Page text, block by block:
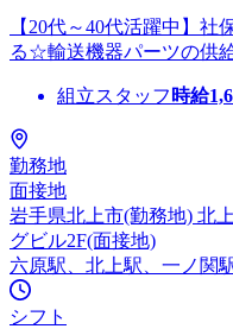
【20代～40代活躍中】
る☆輸送機器パーツの供
組立スタッフ 時給
勤務地
面接地
岩手県北上市(勤務地) 北
グビル2F(面接地)
六原駅、北上駅、一ノ関
シフト